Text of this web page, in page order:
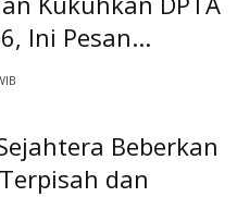
Ini Pesan...
Beberkan
dan